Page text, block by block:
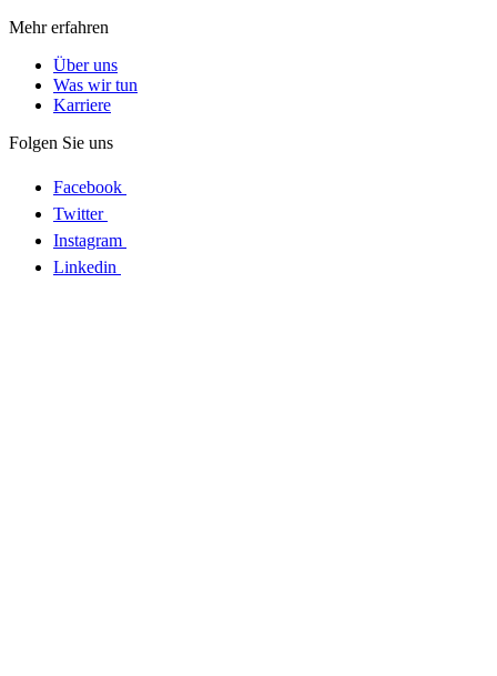
Mehr erfahren
Über uns
Was wir tun
Karriere
Folgen Sie uns
Facebook
Twitter
Instagram
Linkedin